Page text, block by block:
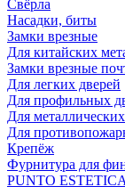
Свёрла
Насадки, биты
Замки врезные
Для китайских
Замки врезные
Для легких дверей
Для профильных
Для
Для
Крепёж
Фурнитура для
PUNTO ESTETICA